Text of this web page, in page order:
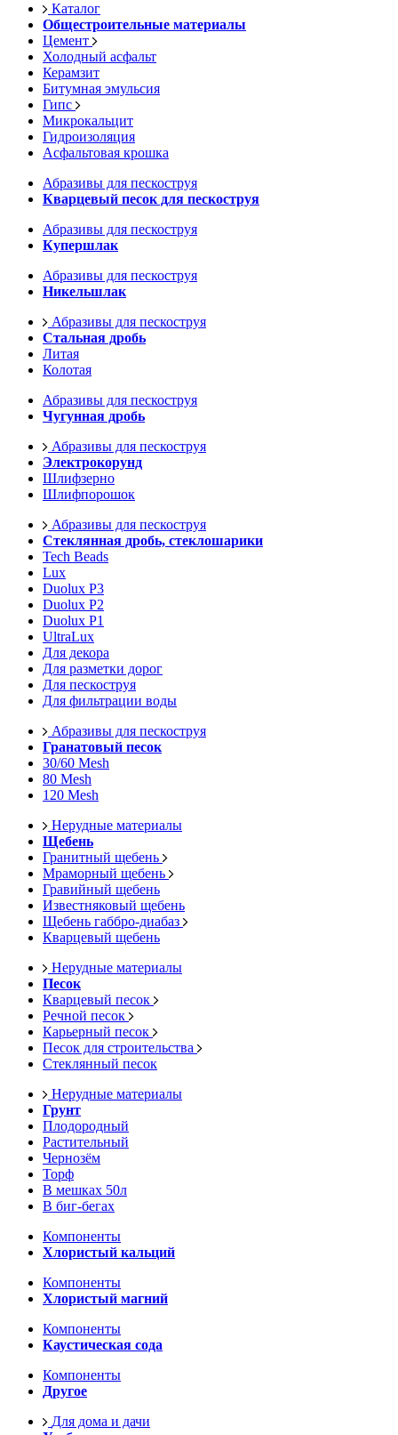
Каталог
Общестроительные материалы
Цемент
Холодный асфальт
Керамзит
Битумная эмульсия
Гипс
Микрокальцит
Гидроизоляция
Асфальтовая крошка
Абразивы для пескоструя
Кварцевый песок для пескоструя
Абразивы для пескоструя
Купершлак
Абразивы для пескоструя
Никельшлак
Абразивы для пескоструя
Стальная дробь
Литая
Колотая
Абразивы для пескоструя
Чугунная дробь
Абразивы для пескоструя
Электрокорунд
Шлифзерно
Шлифпорошок
Абразивы для пескоструя
Стеклянная дробь, стеклошарики
Tech Beads
Lux
Duolux P3
Duolux P2
Duolux P1
UltraLux
Для декора
Для разметки дорог
Для пескоструя
Для фильтрации воды
Абразивы для пескоструя
Гранатовый песок
30/60 Mesh
80 Mesh
120 Mesh
Нерудные материалы
Щебень
Гранитный щебень
Мраморный щебень
Гравийный щебень
Известняковый щебень
Щебень габбро-диабаз
Кварцевый щебень
Нерудные материалы
Песок
Кварцевый песок
Речной песок
Карьерный песок
Песок для строительства
Стеклянный песок
Нерудные материалы
Грунт
Плодородный
Растительный
Чернозём
Торф
В мешках 50л
В биг-бегах
Компоненты
Хлористый кальций
Компоненты
Хлористый магний
Компоненты
Каустическая сода
Компоненты
Другое
Для дома и дачи